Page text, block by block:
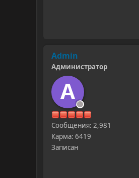
Admin
Администратор
A
Сообщения: 2,981
Карма: 6419
Записан